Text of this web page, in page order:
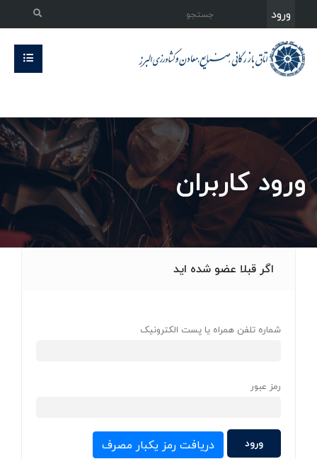
ورود
ورود کاربران
اگر قبلا عضو شده اید
شماره تلفن همراه یا پست الکترونیک
رمز عبور
دریافت رمز یکبار مصرف